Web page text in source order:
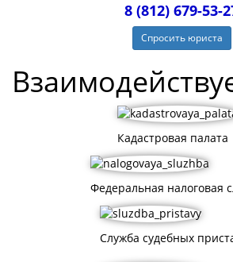
8 (812) 679-53-
Спросить юриста
Кадастровая палата
Федеральная налоговая
Служба судебных